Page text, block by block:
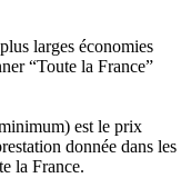
larges économies
“Toute la France”
est le prix
donnée dans les
la France.